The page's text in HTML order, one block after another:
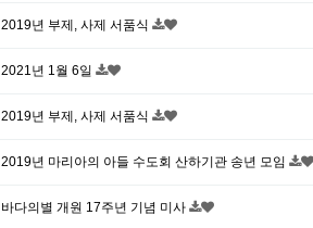
2019년 부제, 사제 서품식
2021년 1월 6일
2019년 부제, 사제 서품식
2019년 마리아의 아들 수도회 산하기관 송년 모임
바다의별 개원 17주년 기념 미사